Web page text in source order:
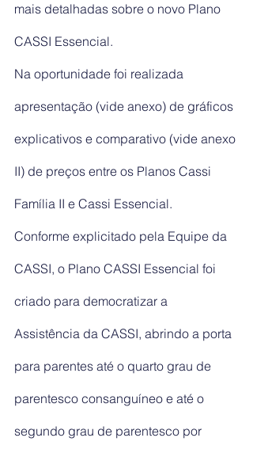
mais detalhadas sobre o novo Plano
CASSI Essencial.
Na oportunidade foi realizada
apresentação (vide anexo) de gráficos
explicativos e comparativo (vide anexo
II) de preços entre os Planos Cassi
Família II e Cassi Essencial.
Conforme explicitado pela Equipe da
CASSI, o Plano CASSI Essencial foi
criado para democratizar a
Assistência da CASSI, abrindo a porta
para parentes até o quarto grau de
parentesco consanguíneo e até o
segundo grau de parentesco por